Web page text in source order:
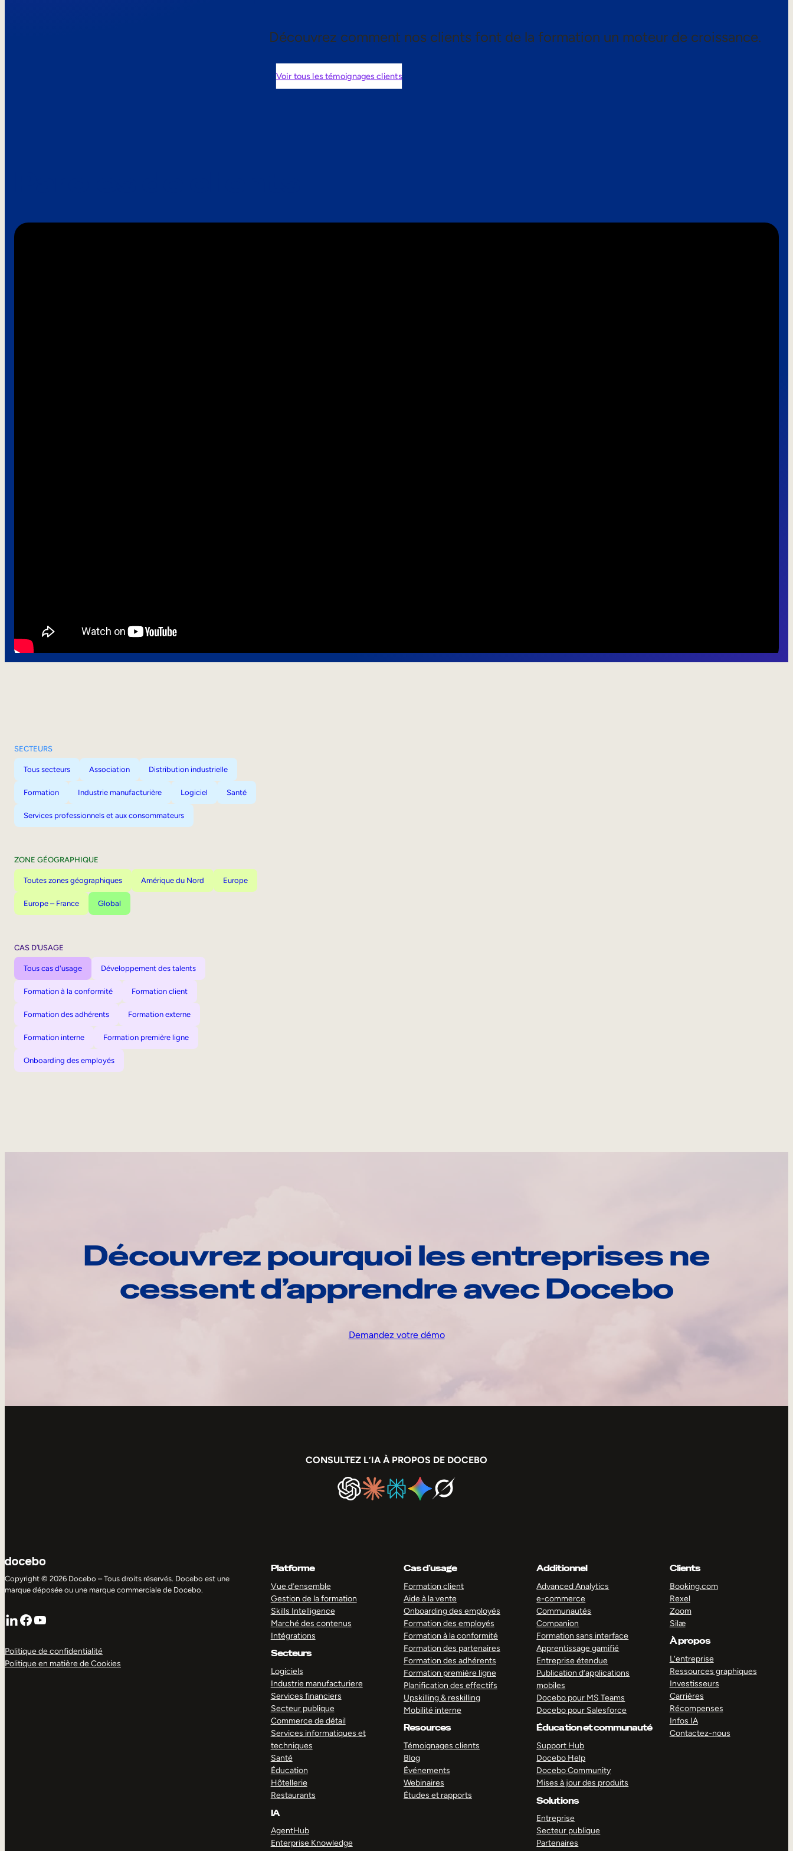
Découvrez comment nos clients font de la formation un moteur de croissance.
Voir tous les témoignages clients
SECTEURS
Tous secteurs Association Distribution industrielle
Formation Industrie manufacturière Logiciel Santé
Services professionnels et aux consommateurs
ZONE GÉOGRAPHIQUE
Toutes zones géographiques Amérique du Nord Europe
Europe – France Global
CAS D’USAGE
Tous cas d'usage Développement des talents
Formation à la conformité Formation client
Formation des adhérents Formation externe
Formation interne Formation première ligne
Onboarding des employés
Découvrez pourquoi les entreprises ne
cessent d’apprendre avec Docebo
Demandez votre démo
CONSULTEZ L’IA À PROPOS DE DOCEBO
Copyright © 2026 Docebo – Tous droits réservés. Docebo est une
marque déposée ou une marque commerciale de Docebo.
LinkedIn
Facebook
YouTube
Politique de confidentialité
Politique en matière de Cookies
Platforme
Vue d’ensemble
Gestion de la formation
Skills Intelligence
Marché des contenus
Intégrations
Secteurs
Logiciels
Industrie manufacturiere
Services financiers
Secteur publique
Commerce de détail
Services informatiques et
techniques
Santé
Éducation
Hôtellerie
Restaurants
IA
AgentHub
Enterprise Knowledge
Cas d’usage
Formation client
Aide à la vente
Onboarding des employés
Formation des employés
Formation à la conformité
Formation des partenaires
Formation des adhérents
Formation première ligne
Planification des effectifs
Upskilling & reskilling
Mobilité interne
Resources
Témoignages clients
Blog
Événements
Webinaires
Études et rapports
Additionnel
Advanced Analytics
e-commerce
Communautés
Companion
Formation sans interface
Apprentissage gamifié
Entreprise étendue
Publication d’applications
mobiles
Docebo pour MS Teams
Docebo pour Salesforce
Éducation et communauté
Support Hub
Docebo Help
Docebo Community
Mises à jour des produits
Solutions
Entreprise
Secteur publique
Partenaires
Clients
Booking.com
Rexel
Zoom
Silæ
À propos
L’entreprise
Ressources graphiques
Investisseurs
Carrières
Récompenses
Infos IA
Contactez-nous